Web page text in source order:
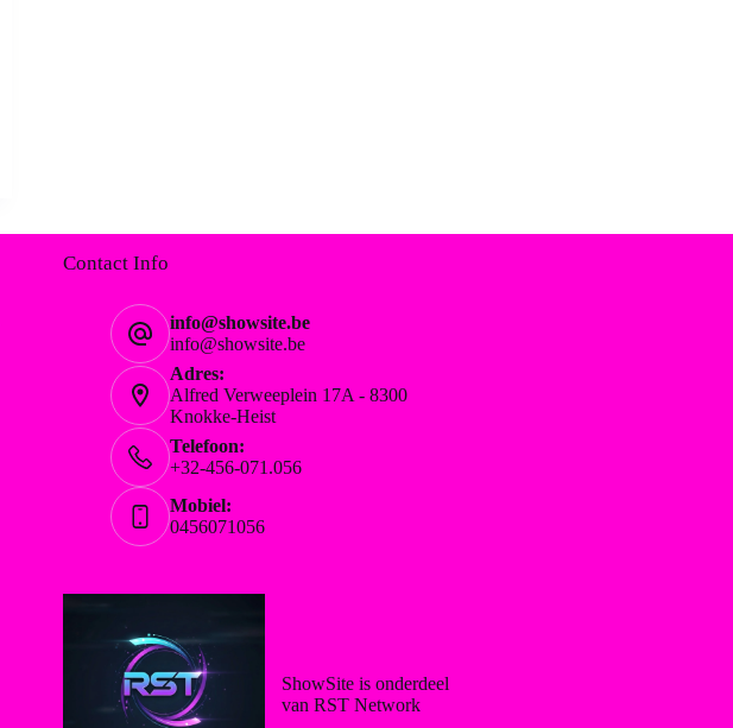
Contact Info
info@showsite.be
info@showsite.be
Adres:
Alfred Verweeplein 17A - 8300
Knokke-Heist
Telefoon:
+32-456-071.056
Mobiel:
0456071056
ShowSite is onderdeel
van RST Network